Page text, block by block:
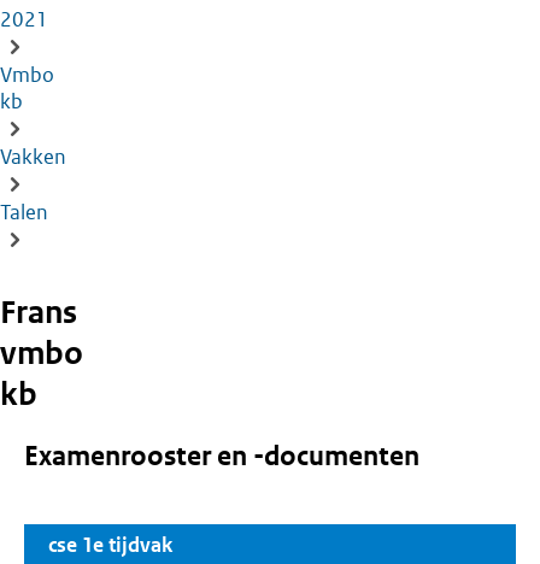
2021
Vmbo
kb
Vakken
Talen
Frans
vmbo
kb
Examenrooster en -documenten
cse 1e tijdvak